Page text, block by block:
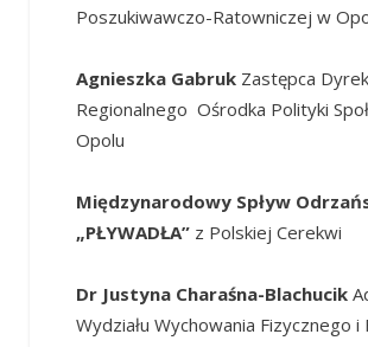
Poszukiwawczo-Ratowniczej w
Agnieszka Gabruk Zastępca
Regionalnego Ośrodka Polityki
Opolu
Międzynarodowy Spływ
„PŁYWADŁA” z Polskiej Cerekwi
Dr Justyna Charaśna-Blachucik
Wydziału Wychowania Fizycznego